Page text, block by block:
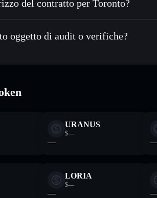
delle tue chiavi private
del contratto per Toronto?
Toronto
oggetto di audit o verifiche?
URANUS
$—
—
LORIA
$—
—